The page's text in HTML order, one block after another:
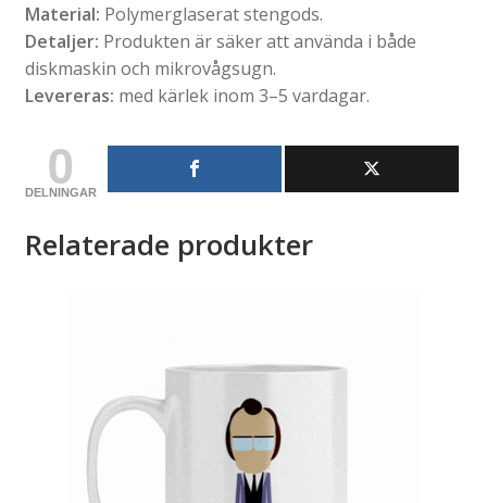
Material: Polymerglaserat stengods.
Detaljer: Produkten är säker att använda i både
diskmaskin och mikrovågsugn.
Levereras: med kärlek inom 3–5 vardagar.
0
DELNINGAR
Relaterade produkter